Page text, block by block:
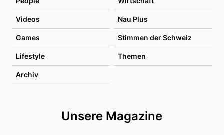
Videos Nau Plus
Games Stimmen der Schweiz
Lifestyle Themen
Archiv
Unsere Magazine